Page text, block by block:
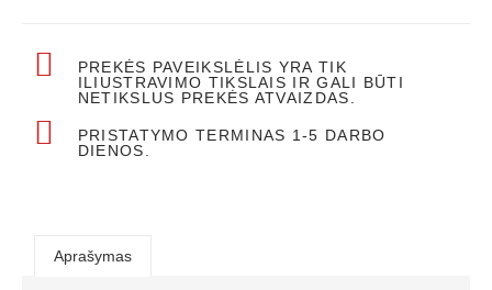
PREKĖS PAVEIKSLĖLIS YRA TIK
ILIUSTRAVIMO TIKSLAIS IR GALI BŪTI
NETIKSLUS PREKĖS ATVAIZDAS.
PRISTATYMO TERMINAS 1-5 DARBO
DIENOS.
Aprašymas